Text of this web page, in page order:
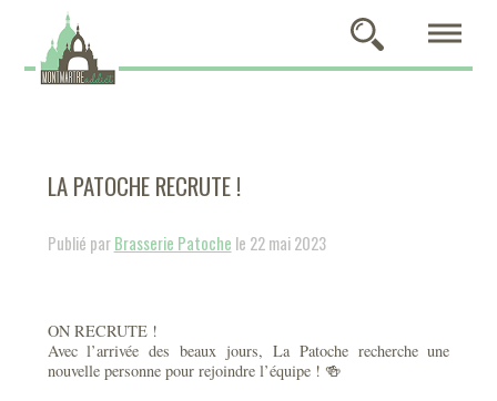
LA PATOCHE RECRUTE !
Publié parBrasserie Patoche le 22 mai 2023
ON RECRUTE !
Avec l’arrivée des beaux jours, La Patoche recherche une
nouvelle personne pour rejoindre l’équipe ! 🍻